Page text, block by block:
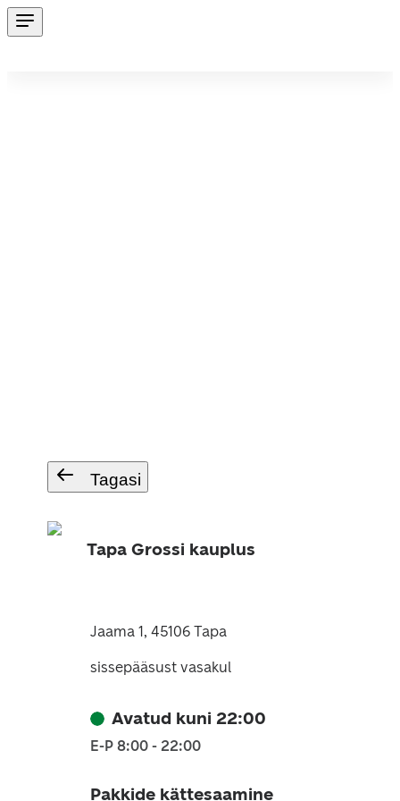
Tagasi
Tapa Grossi kauplus
Jaama 1, 45106 Tapa
sissepääsust vasakul
Avatud kuni 22:00
E-P 8:00 - 22:00
Pakkide kättesaamine